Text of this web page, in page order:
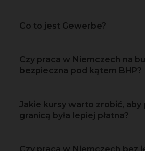
Co to jest Gewerbe?
Czy praca w Niemczech na
bezpieczna pod kątem BHP?
Jakie kursy warto zrobić, aby
granicą była lepiej płatna?